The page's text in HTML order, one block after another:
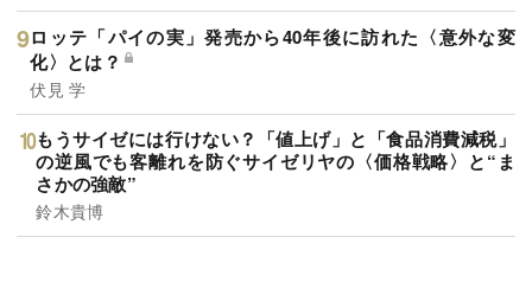
ロッテ「パイの実」発売から40年後に訪れた〈意外な変
化〉とは？
伏見 学
もうサイゼには行けない？「値上げ」と「食品消費減税」
の逆風でも客離れを防ぐサイゼリヤの〈価格戦略〉と“ま
さかの強敵”
鈴木貴博